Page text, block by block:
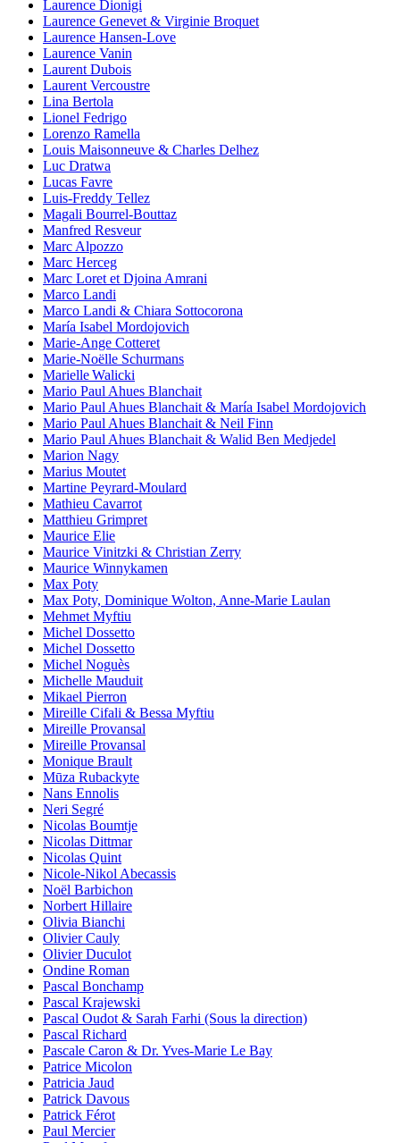
Laurence Dionigi
Laurence Genevet & Virginie Broquet
Laurence Hansen-Love
Laurence Vanin
Laurent Dubois
Laurent Vercoustre
Lina Bertola
Lionel Fedrigo
Lorenzo Ramella
Louis Maisonneuve & Charles Delhez
Luc Dratwa
Lucas Favre
Luis-Freddy Tellez
Magali Bourrel-Bouttaz
Manfred Resveur
Marc Alpozzo
Marc Herceg
Marc Loret et Djoina Amrani
Marco Landi
Marco Landi & Chiara Sottocorona
María Isabel Mordojovich
Marie-Ange Cotteret
Marie-Noëlle Schurmans
Marielle Walicki
Mario Paul Ahues Blanchait
Mario Paul Ahues Blanchait & María Isabel Mordojovich
Mario Paul Ahues Blanchait & Neil Finn
Mario Paul Ahues Blanchait & Walid Ben Medjedel
Marion Nagy
Marius Moutet
Martine Peyrard-Moulard
Mathieu Cavarrot
Matthieu Grimpret
Maurice Elie
Maurice Vinitzki & Christian Zerry
Maurice Winnykamen
Max Poty
Max Poty, Dominique Wolton, Anne-Marie Laulan
Mehmet Myftiu
Michel Dossetto
Michel Dossetto
Michel Noguès
Michelle Mauduit
Mikael Pierron
Mireille Cifali & Bessa Myftiu
Mireille Provansal
Mireille Provansal
Monique Brault
Mūza Rubackyte
Nans Ennolis
Neri Segré
Nicolas Boumtje
Nicolas Dittmar
Nicolas Quint
Nicole-Nikol Abecassis
Noël Barbichon
Norbert Hillaire
Olivia Bianchi
Olivier Cauly
Olivier Duculot
Ondine Roman
Pascal Bonchamp
Pascal Krajewski
Pascal Oudot & Sarah Farhi (Sous la direction)
Pascal Richard
Pascale Caron & Dr. Yves-Marie Le Bay
Patrice Micolon
Patricia Jaud
Patrick Davous
Patrick Férot
Paul Mercier